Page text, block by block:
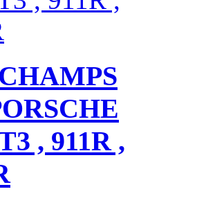
, 911R ,